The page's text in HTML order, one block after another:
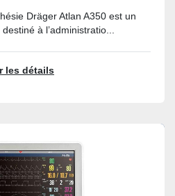
Dräger Atlan A350 est un
à l’administratio...
les détails